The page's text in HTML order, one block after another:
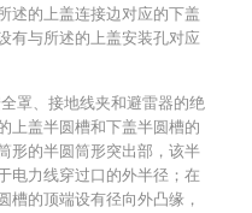
述的上盖连接边对应的下盖
有与所述的上盖安装孔对应
罩、接地线夹和避雷器的绝
上盖半圆槽和下盖半圆槽的
形的半圆筒形突出部，该半
电力线穿过口的外半径；在
槽的顶端设有径向外凸缘，